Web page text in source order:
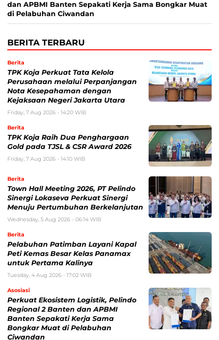
dan APBMI Banten Sepakati Kerja Sama Bongkar Muat
di Pelabuhan Ciwandan
BERITA TERBARU
Berita
TPK Koja Perkuat Tata Kelola
Perusahaan melalui Perpanjangan
Nota Kesepahaman dengan
Kejaksaan Negeri Jakarta Utara
Friday, 7 Aug 2026 - 14:20 WIB
Berita
TPK Koja Raih Dua Penghargaan
Gold pada TJSL & CSR Award 2026
Friday, 7 Aug 2026 - 14:10 WIB
Berita
Town Hall Meeting 2026, PT Pelindo
Sinergi Lokaseva Perkuat Sinergi
Menuju Pertumbuhan Berkelanjutan
Wednesday, 5 Aug 2026 - 06:14 WIB
Berita
Pelabuhan Patimban Layani Kapal
Peti Kemas Besar Kelas Panamax
untuk Pertama Kalinya
Tuesday, 4 Aug 2026 - 17:02 WIB
Asosiasi
Perkuat Ekosistem Logistik, Pelindo
Regional 2 Banten dan APBMI
Banten Sepakati Kerja Sama
Bongkar Muat di Pelabuhan
Ciwandan